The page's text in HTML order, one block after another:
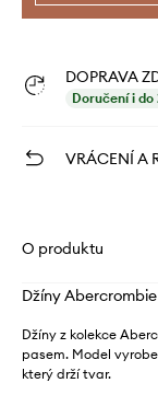
DOPRAVA
Doručení i do
VRÁCENÍ A
O produktu
Džíny
Džíny z kolekce
pasem. Model
který drží tvar.